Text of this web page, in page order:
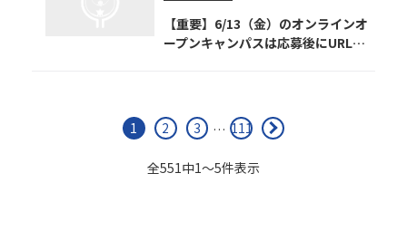
【重要】6/13（金）のオンラインオ
ープンキャンパスは応募後にURLを
1 2 3 … 111 ＞
全551中1〜5件表示